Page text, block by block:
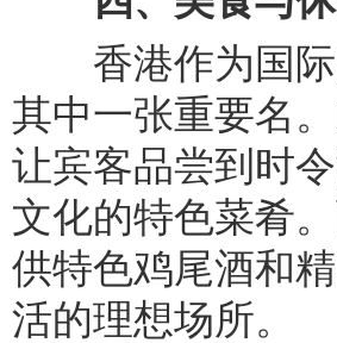
香港作为国际
其中一张重要名
让宾客品尝到时
文化的特色菜肴
供特色鸡尾酒和
活的理想场所。